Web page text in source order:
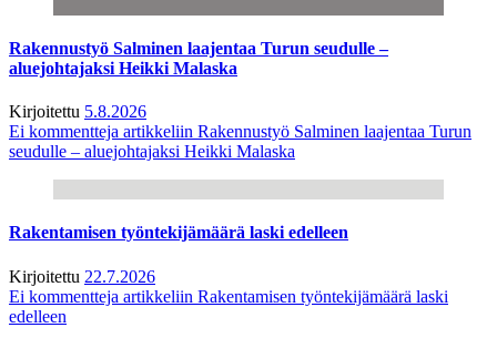
Rakennustyö Salminen laajentaa Turun seudulle –
aluejohtajaksi Heikki Malaska
Kirjoitettu 5.8.2026
Ei kommentteja artikkeliin Rakennustyö Salminen laajentaa Turun
seudulle – aluejohtajaksi Heikki Malaska
Rakentamisen työntekijämäärä laski edelleen
Kirjoitettu 22.7.2026
Ei kommentteja artikkeliin Rakentamisen työntekijämäärä laski
edelleen